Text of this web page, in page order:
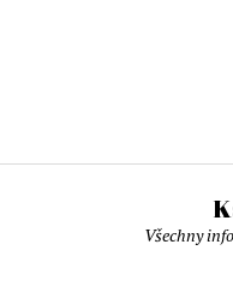
Všechny